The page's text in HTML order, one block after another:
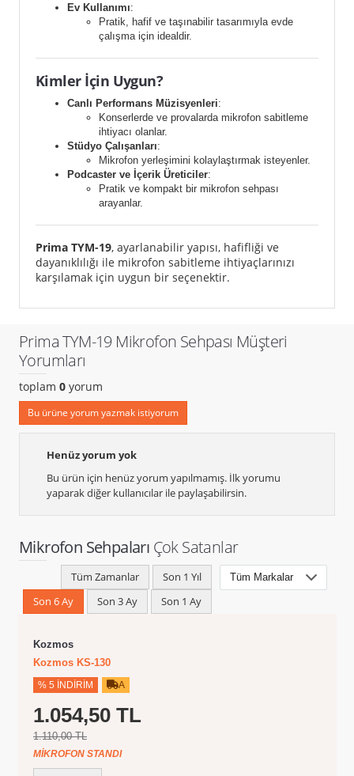
Ev Kullanımı:
Pratik, hafif ve taşınabilir tasarımıyla evde
çalışma için idealdir.
Kimler İçin Uygun?
Canlı Performans Müzisyenleri:
Konserlerde ve provalarda mikrofon sabitleme
ihtiyacı olanlar.
Stüdyo Çalışanları:
Mikrofon yerleşimini kolaylaştırmak isteyenler.
Podcaster ve İçerik Üreticiler:
Pratik ve kompakt bir mikrofon sehpası
arayanlar.
Prima TYM-19, ayarlanabilir yapısı, hafifliği ve
dayanıklılığı ile mikrofon sabitleme ihtiyaçlarınızı
karşılamak için uygun bir seçenektir.
Prima TYM-19 Mikrofon Sehpası Müşteri
Yorumları
toplam 0 yorum
Bu ürüne yorum yazmak istiyorum
Henüz yorum yok
Bu ürün için henüz yorum yapılmamış. İlk yorumu
yaparak diğer kullanıcılar ile paylaşabilirsin.
Mikrofon Sehpaları Çok Satanlar
Tüm Zamanlar
Son 1 Yıl
Son 6 Ay
Son 3 Ay Son 1 Ay
Kozmos
Kozmos KS-130
% 5 İNDIRIM A
1.054,50 TL
1.110,00 TL
MIKROFON STANDI